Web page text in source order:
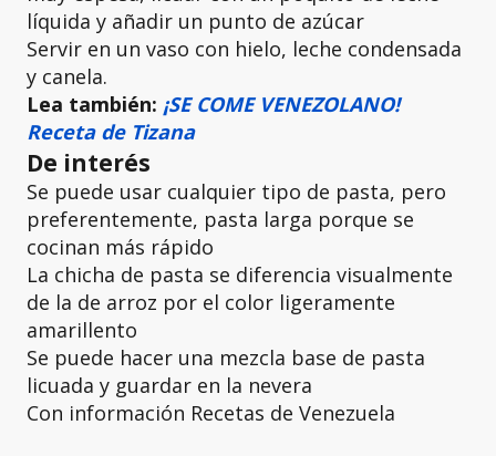
líquida y añadir un punto de azúcar
Servir en un vaso con hielo, leche condensada
y canela.
Lea también: ¡SE COME VENEZOLANO!
Receta de Tizana
De interés
Se puede usar cualquier tipo de pasta, pero
preferentemente, pasta larga porque se
cocinan más rápido
La chicha de pasta se diferencia visualmente
de la de arroz por el color ligeramente
amarillento
Se puede hacer una mezcla base de pasta
licuada y guardar en la nevera
Con información Recetas de Venezuela